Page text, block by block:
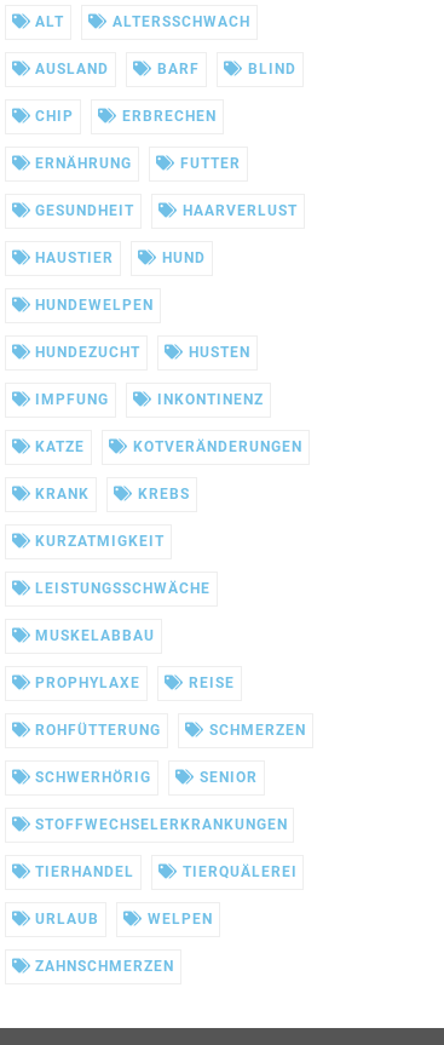
ALT ALTERSSCHWACH
AUSLAND BARF BLIND
CHIP ERBRECHEN
ERNÄHRUNG FUTTER
GESUNDHEIT HAARVERLUST
HAUSTIER HUND
HUNDEWELPEN
HUNDEZUCHT HUSTEN
IMPFUNG INKONTINENZ
KATZE KOTVERÄNDERUNGEN
KRANK KREBS
KURZATMIGKEIT
LEISTUNGSSCHWÄCHE
MUSKELABBAU
PROPHYLAXE REISE
ROHFÜTTERUNG SCHMERZEN
SCHWERHÖRIG SENIOR
STOFFWECHSELERKRANKUNGEN
TIERHANDEL TIERQUÄLEREI
URLAUB WELPEN
ZAHNSCHMERZEN